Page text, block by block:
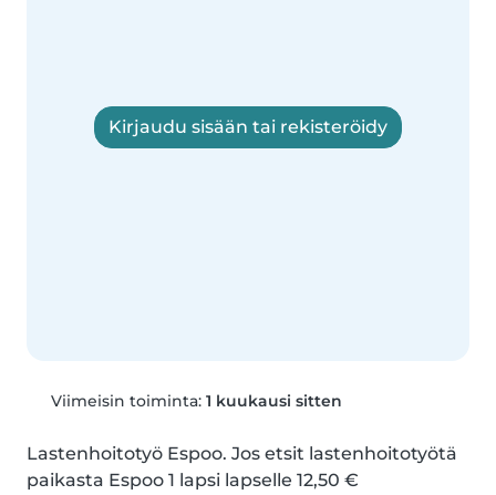
Kirjaudu sisään tai rekisteröidy
Viimeisin toiminta: 1 kuukausi sitten
Lastenhoitotyö Espoo. Jos etsit lastenhoitotyötä
paikasta Espoo 1 lapsi lapselle 12,50 €